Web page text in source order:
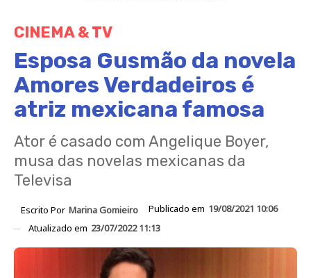
CINEMA & TV
Esposa Gusmão da novela
Amores Verdadeiros é
atriz mexicana famosa
Ator é casado com Angelique Boyer,
musa das novelas mexicanas da
Televisa
Escrito Por Marina Gomieiro Publicado em 19/08/2021 10:06
Atualizado em 23/07/2022 11:13